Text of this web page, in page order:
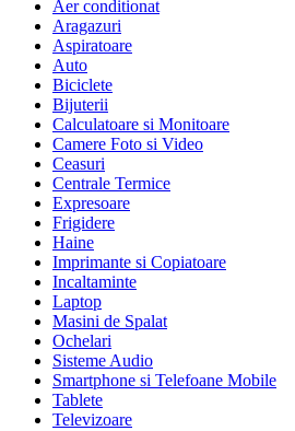
Aer conditionat
Aragazuri
Aspiratoare
Auto
Biciclete
Bijuterii
Calculatoare si Monitoare
Camere Foto si Video
Ceasuri
Centrale Termice
Expresoare
Frigidere
Haine
Imprimante si Copiatoare
Incaltaminte
Laptop
Masini de Spalat
Ochelari
Sisteme Audio
Smartphone si Telefoane Mobile
Tablete
Televizoare